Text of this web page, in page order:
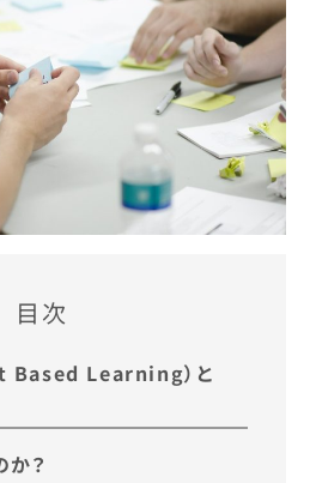
目次
Based Learning）と
？